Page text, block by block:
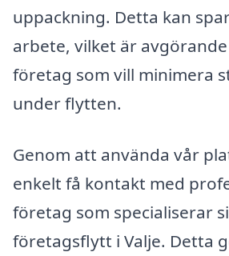
uppackning. Detta kan
arbete, vilket är
företag som vill minimera
under flytten.
Genom att använda vår
enkelt få kontakt med
företag som specialiserar
företagsflytt i Valje. Detta